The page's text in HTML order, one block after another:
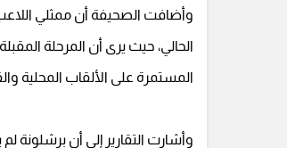
وأضافت الصحيفة أن ممثلي اللاعب
الحالي، حيث يرى أن المرحلة
المستمرة على الألقاب المحلية
وأشارت التقارير إلى أن